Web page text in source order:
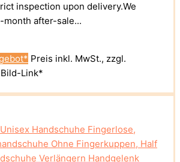
inspection upon delivery.We
after-sale...
Preis inkl. MwSt., zzgl.
Link*